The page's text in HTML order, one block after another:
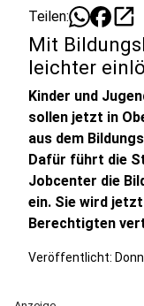
Teilen: open_in_new
Mit
leichter
Kinder und
sollen jetzt in
aus dem
Dafür führt die
Jobcenter die
ein. Sie wird jetzt
Berechtigten
Veröffentlicht: